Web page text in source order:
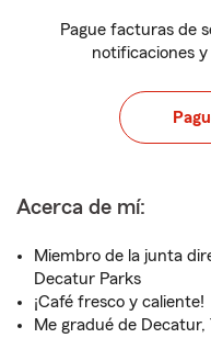
Pague facturas de
notificaciones
Acerca de mí:
Miembro de la junta
Decatur Parks
¡Café fresco y caliente!
Me gradué de Decatur,